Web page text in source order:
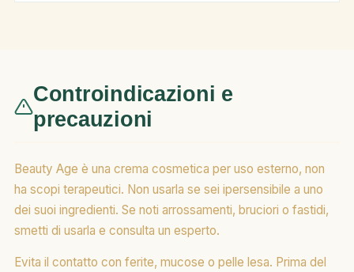
Controindicazioni e
precauzioni
Beauty Age è una crema cosmetica per uso esterno, non
ha scopi terapeutici. Non usarla se sei ipersensibile a uno
dei suoi ingredienti. Se noti arrossamenti, bruciori o fastidi,
smetti di usarla e consulta un esperto.
Evita il contatto con ferite, mucose o pelle lesa. Prima del